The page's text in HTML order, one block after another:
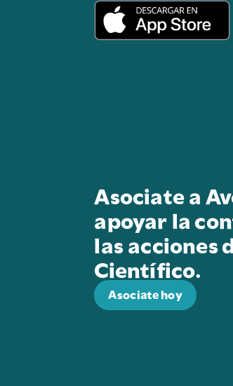
Asociate a
apoyar la
las acciones
Científico.
Asociate hoy